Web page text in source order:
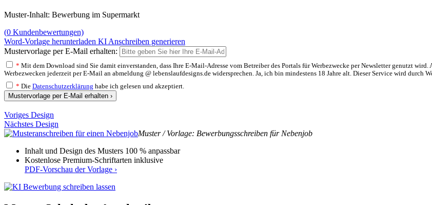
Muster-Inhalt: Bewerbung im Supermarkt
(0 Kundenbewertungen)
Word-Vorlage herunterladen KI Anschreiben generieren
Mustervorlage per E-Mail erhalten:
* Mit dem Download sind Sie damit einverstanden, dass Ihre E-Mail-Adresse vom Betreiber des Portals für Werbezwecke per Newsletter genutzt
Werbezwecken jederzeit per E-Mail an abmeldung @ lebenslaufdesigns.de widersprechen. Ja, ich bin mindestens 18 Jahre alt. Dieser Service wird durch
* Die Datenschutzerklärung habe ich gelesen und akzeptiert.
Mustervorlage per E-Mail erhalten ›
Voriges Design
Nächstes Design
Muster / Vorlage: Bewerbungsschreiben für Nebenjob
Inhalt und Design des Musters 100 % anpassbar
Kostenlose Premium-Schriftarten inklusive
PDF-Vorschau der Vorlage ›